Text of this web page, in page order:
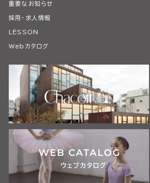
重要なお知らせ
採用・求人情報
LESSON
Webカタログ